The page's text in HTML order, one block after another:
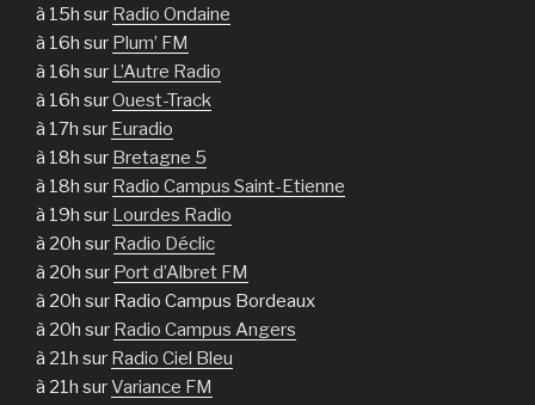
à 15h sur Radio Ondaine
à 16h sur Plum’ FM
à 16h sur L’Autre Radio
à 16h surOuest-Track
à 17h sur Euradio
à 18h sur Bretagne 5
à 18h sur Radio Campus Saint-Etienne
à 19h sur Lourdes Radio
à 20h sur Radio Déclic
à 20h sur Port d’Albret FM
à 20h sur Radio Campus Bordeaux
à 20h sur Radio Campus Angers
à 21h sur Radio Ciel Bleu
à 21h surVariance FM